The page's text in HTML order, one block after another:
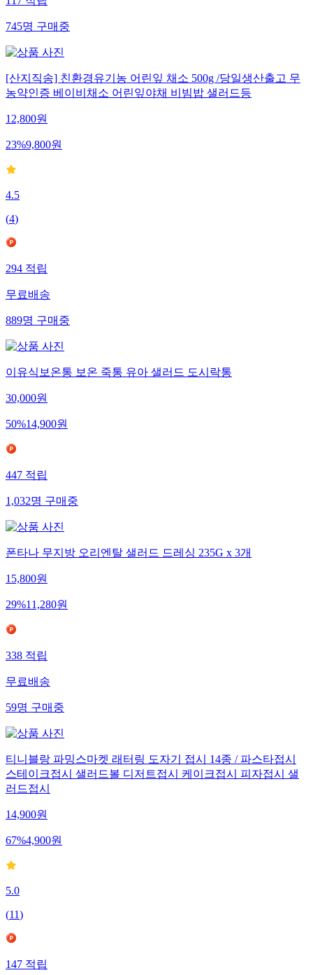
117적립
745명구매중
[산지직송] 친환경유기농 어린잎 채소 500g /당일생산출고 무
농약인증 베이비채소 어린잎야채 비빔밥 샐러드등
12,800원
23%9,800원
4.5
(4)
294적립
무료배송
889명구매중
이유식보온통 보온 죽통 유아 샐러드 도시락통
30,000원
50%14,900원
447적립
1,032명구매중
폰타나 무지방 오리엔탈 샐러드 드레싱 235G x 3개
15,800원
29%11,280원
338적립
무료배송
59명구매중
티니블랑 파밍스마켓 래터링 도자기 접시 14종 / 파스타접시
스테이크접시 샐러드볼 디저트접시 케이크접시 피자접시 샐
러드접시
14,900원
67%4,900원
5.0
(11)
147적립